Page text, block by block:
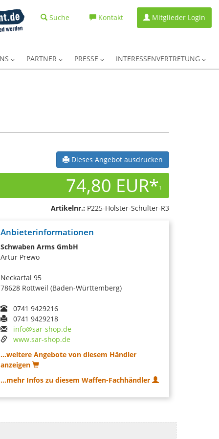
Suche Kontakt Mitglieder Login
PARTNER PRESSE INTERESSENVERTRETUNG
Dieses Angebot ausdrucken
74,80 EUR*1
Artikelnr.: P225-Holster-Schulter-R3
Anbieterinformationen
Schwaben Arms GmbH
Artur Prewo
Neckartal 95
78628 Rottweil (Baden-Württemberg)
0741 9429216
0741 9429218
info@sar-shop.de
www.sar-shop.de
...weitere Angebote von diesem Händler
anzeigen
...mehr Infos zu diesem Waffen-Fachhändler